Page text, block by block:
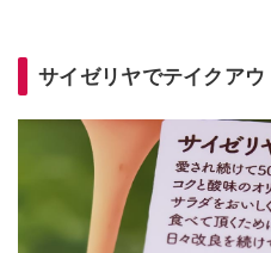
サイゼリヤでテイクア